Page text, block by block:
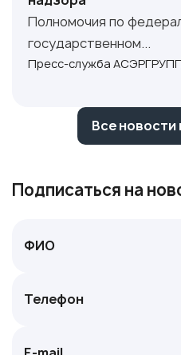
Полномочия по
государственном...
Пресс-служба
Все новости
Подписаться на